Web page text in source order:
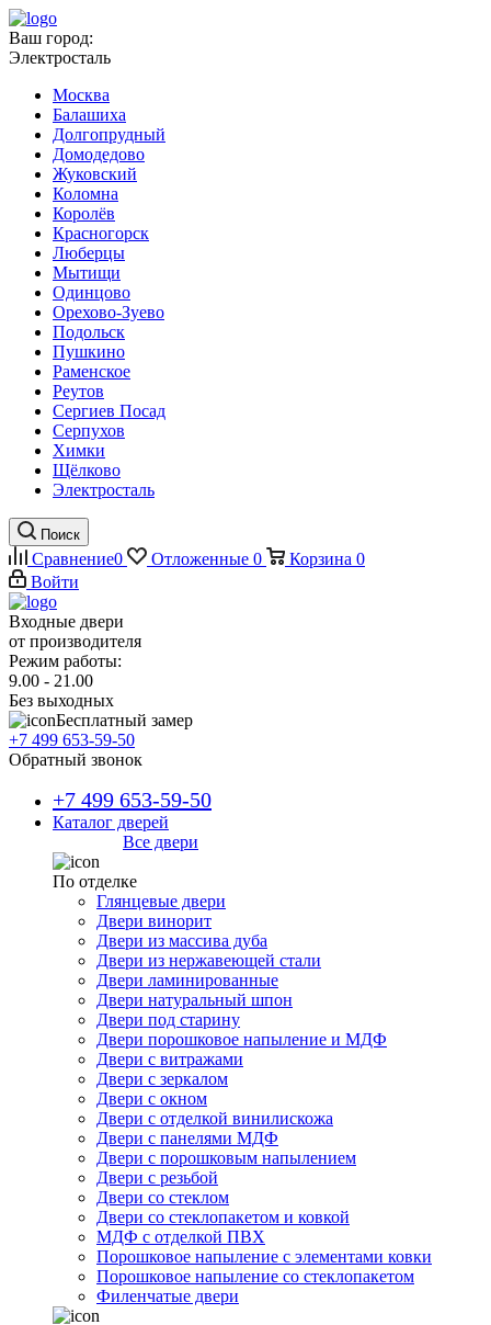
Ваш город:
Электросталь
Москва
Балашиха
Долгопрудный
Домодедово
Жуковский
Коломна
Королёв
Красногорск
Люберцы
Мытищи
Одинцово
Орехово-Зуево
Подольск
Пушкино
Раменское
Реутов
Сергиев Посад
Серпухов
Химки
Щёлково
Электросталь
Поиск
Сравнение0 Отложенные 0 Корзина 0
Войти
Входные двери
от производителя
Режим работы:
9.00 - 21.00
Без выходных
Бесплатный замер
+7 499 653-59-50
Обратный звонок
+7 499 653-59-50
Каталог дверей
Все двери
По отделке
Глянцевые двери
Двери винорит
Двери из массива дуба
Двери из нержавеющей стали
Двери ламинированные
Двери натуральный шпон
Двери под старину
Двери порошковое напыление и МДФ
Двери с витражами
Двери с зеркалом
Двери с окном
Двери с отделкой винилискожа
Двери с панелями МДФ
Двери с порошковым напылением
Двери с резьбой
Двери со стеклом
Двери со стеклопакетом и ковкой
МДФ с отделкой ПВХ
Порошковое напыление с элементами ковки
Порошковое напыление со стеклопакетом
Филенчатые двери